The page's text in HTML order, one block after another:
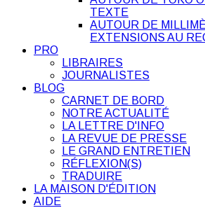
TEXTE
AUTOUR DE
EXTENSIONS AU
PRO
LIBRAIRES
JOURNALISTES
BLOG
CARNET DE BORD
NOTRE ACTUALITÉ
LA LETTRE D'INFO
LA REVUE DE PRESSE
LE GRAND ENTRETIEN
RÉFLEXION(S)
TRADUIRE
LA MAISON D'ÉDITION
AIDE